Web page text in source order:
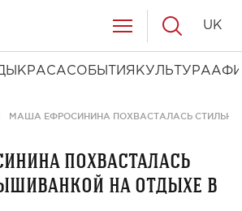
КРАСАСОБЫТИЯ КУЛЬТУРА
UK
МАША ЕФРОСИНИНА ПОХВАСТАЛАСЬ
похвасталась
на отдыхе в